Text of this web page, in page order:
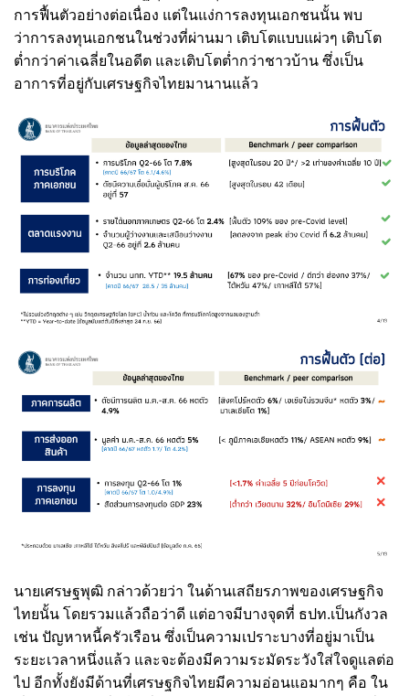
การฟื้นตัวอย่างต่อเนื่อง แต่ในแง่การลงทุนเอกชนนั้น พบ
ว่าการลงทุนเอกชนในช่วงที่ผ่านมา เติบโตแบบแผ่วๆ เติบโต
ต่ำกว่าค่าเฉลี่ยในอดีต และเติบโตต่ำกว่าชาวบ้าน ซึ่งเป็น
อาการที่อยู่กับเศรษฐกิจไทยมานานแล้ว
นายเศรษฐพุฒิ กล่าวด้วยว่า ในด้านเสถียรภาพของเศรษฐกิจ
ไทยนั้น โดยรวมแล้วถือว่าดี แต่อาจมีบางจุดที่ ธปท.เป็นกังวล
เช่น ปัญหาหนี้ครัวเรือน ซึ่งเป็นความเปราะบางที่อยู่มาเป็น
ระยะเวลาหนึ่งแล้ว และจะต้องมีความระมัดระวังใส่ใจดูแลต่อ
ไป อีกทั้งยังมีด้านที่เศรษฐกิจไทยมีความอ่อนแอมากๆ คือ ใน